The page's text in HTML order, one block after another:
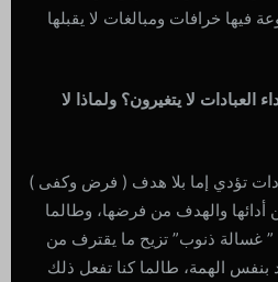
خرافات ومبالغات لا يقبلها
لا يتغيرون؟ ولماذا لا
تؤدي إما بلا هدف ( فرض وكفى )
والهدف من فرضها، وطالما
” غسالة ذنوب” تزيح ما يقترف من
بنفس الهمة، طالما كنا تفعل ذلك